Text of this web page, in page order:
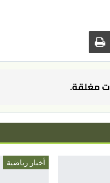
مغلقة.
أخبار رياضية